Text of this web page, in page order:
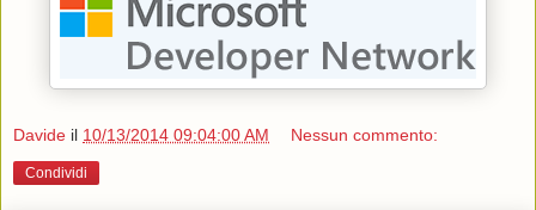
Davide il 10/13/2014 09:04:00 AM Nessun commento:
Condividi